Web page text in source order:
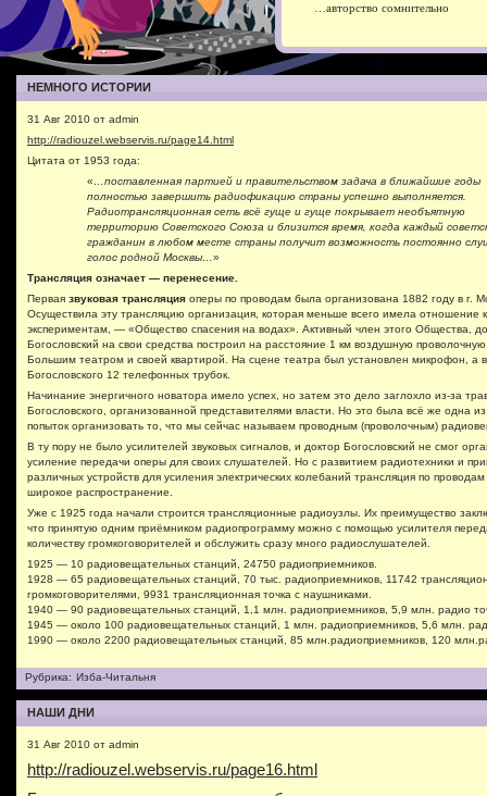
…авторство сомнительно
НЕМНОГО ИСТОРИИ
31 Авг 2010 от admin
http://radiouzel.webservis.ru/page14.html
Цитата от 1953 года:
« …поставленная партией и правительством задача в ближайшие годы
полностью завершить радиофикацию страны успешно выполняется.
Радиотрансляционная сеть всё гуще и гуще покрывает необъятную
территорию Советского Союза и близится время, когда каждый
гражданин в любом месте страны получит возможность постоянно
голос родной Москвы… »
Трансляция означает — перенесение.
Первая звуковая трансляция оперы по проводам была организована 1882 году в г.
Осуществила эту трансляцию организация, которая меньше всего имела отношение
экспериментам, — «Общество спасения на водах». Активный член этого Общества,
Богословский на свои средства построил на расстояние 1 км воздушную
Большим театром и своей квартирой. На сцене театра был установлен микрофон, а
Богословского 12 телефонных трубок.
Начинание энергичного новатора имело успех, но затем это дело заглохло из-за
Богословского, организованной представителями власти. Но это была всё же одна
попыток организовать то, что мы сейчас называем проводным (проволочным)
В ту пору не было усилителей звуковых сигналов, и доктор Богословский не смог
усиление передачи оперы для своих слушателей. Но с развитием радиотехники и
различных устройств для усиления электрических колебаний трансляция по
широкое распространение.
Уже с 1925 года начали строится трансляционные радиоузлы. Их преимущество
что принятую одним приёмником радиопрограмму можно с помощью усилителя
количеству громкоговорителей и обслужить сразу много радиослушателей.
1925 — 10 радиовещательных станций, 24750 радиоприемников.
1928 — 65 радиовещательных станций, 70 тыс. радиоприемников, 11742
громкоговорителями, 9931 трансляционная точка с наушниками.
1940 — 90 радиовещательных станций, 1,1 млн. радиоприемников, 5,9 млн. радио
1945 — около 100 радиовещательных станций, 1 млн. радиоприемников, 5,6 млн.
1990 — около 2200 радиовещательных станций, 85 млн.радиоприемников, 120
Рубрика: Изба-Читальня
НАШИ ДНИ
31 Авг 2010 от admin
http://radiouzel.webservis.ru/page16.html